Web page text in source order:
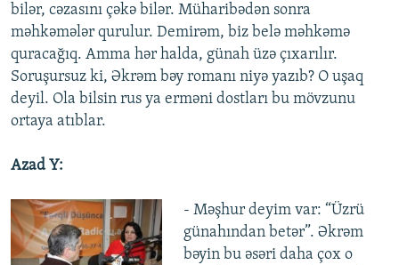
bilər, cəzasını çəkə bilər. Müharibədən sonra
məhkəmələr qurulur. Demirəm, biz belə məhkəmə
quracağıq. Amma hər halda, günah üzə çıxarılır.
Soruşursuz ki, Əkrəm bəy romanı niyə yazıb? O uşaq
deyil. Ola bilsin rus ya erməni dostları bu mövzunu
ortaya atıblar.
Azad Y:
- Məşhur deyim var: “Üzrü
günahından betər”. Əkrəm
bəyin bu əsəri daha çox o